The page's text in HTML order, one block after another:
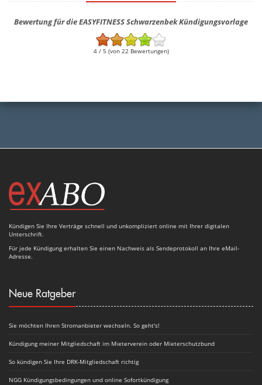
Bewertung für die EASYFITNESS Schwarzenbek Kündigungsvorlage
4 / 5 (von 22 Bewertungen)
Kündigen Sie Ihre Verträge schnell und unkompliziert online mit Ihrer digitalen
Unterschrift.
Für jede Kündigung erhalten Sie einen Nachweis als Sendeprotokoll an Ihre eMail-
Adresse.
Neue Ratgeber
Sie möchten Ihren Stromanbieter wechseln. So geht's!
Kündigung meiner Mitgliedschaft im Mieterverein oder Mieterschutzbund
So kündigen Sie Ihre DRK-Mitgliedschaft richtig
NGG Kündigungsbedingungen und online Sofortkündigung